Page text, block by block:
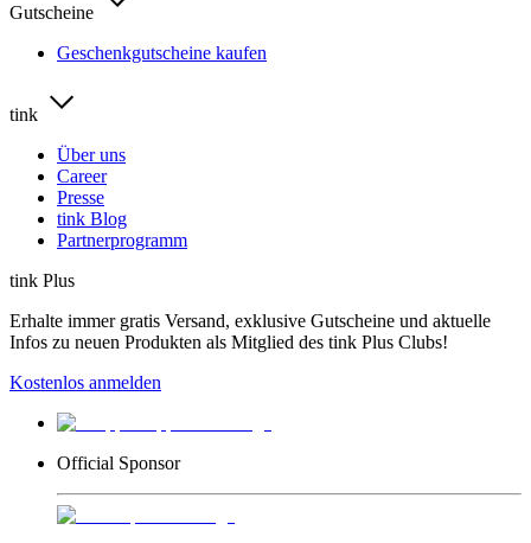
Gutscheine
Geschenkgutscheine kaufen
tink
Über uns
Career
Presse
tink Blog
Partnerprogramm
tink Plus
Erhalte immer gratis Versand, exklusive Gutscheine und aktuelle
Infos zu neuen Produkten als Mitglied des tink Plus Clubs!
Kostenlos anmelden
Official Sponsor